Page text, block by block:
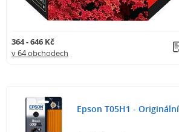
364 - 646 Kč
v 64 obchodech
Epson T05H1 - Originální